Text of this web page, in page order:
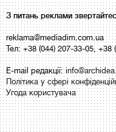
З питань реклами
reklama@mediadim.com.ua
Тел: +38 (044) 207-33-05, +38
E-mail редакції:
Політика у сфері
Угода користувача